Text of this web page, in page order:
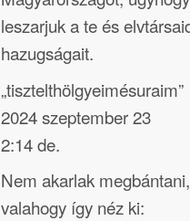
leszarjuk a te és
hazugságait.
„tisztelthölgyeimésuraim”
2024 szeptember 23
2:14 de.
Nem akarlak
valahogy így néz ki: